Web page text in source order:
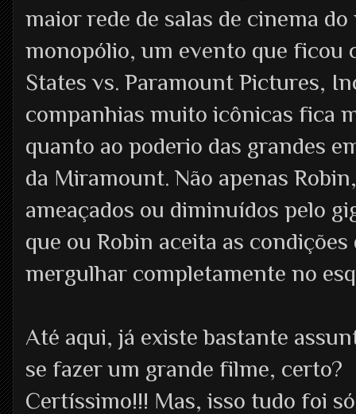
maior rede de salas de cinema
monopólio, um evento que ficou
States vs. Paramount Pictures,
companhias muito icônicas fica
quanto ao poderio das grandes
da Miramount. Não apenas
ameaçados ou diminuídos pelo
que ou Robin aceita as
mergulhar completamente no
Até aqui, já existe bastante
se fazer um grande filme, certo?
Certíssimo!!! Mas, isso tudo foi